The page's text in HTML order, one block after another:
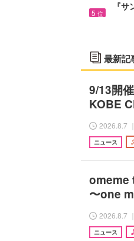
5 位
『
最新記
9/13開
KOBE
2026.8.7
ニュース
omeme
〜one
2026.8.7
ニュース